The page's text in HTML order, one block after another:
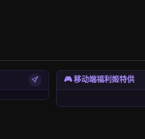
🎮 移动端福利姬特供